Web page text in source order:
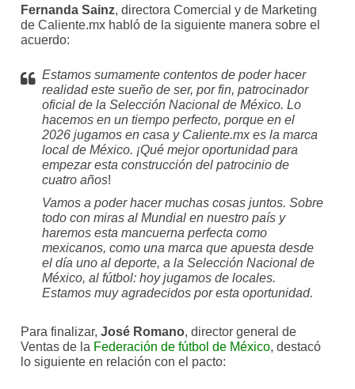
Fernanda Sainz, directora Comercial y de Marketing
de Caliente.mx habló de la siguiente manera sobre el
acuerdo:
Estamos sumamente contentos de poder hacer
realidad este sueño de ser, por fin, patrocinador
oficial de la Selección Nacional de México. Lo
hacemos en un tiempo perfecto, porque en el
2026 jugamos en casa y Caliente.mx es la marca
local de México. ¡Qué mejor oportunidad para
empezar esta construcción del patrocinio de
cuatro años!
Vamos a poder hacer muchas cosas juntos. Sobre
todo con miras al Mundial en nuestro país y
haremos esta mancuerna perfecta como
mexicanos, como una marca que apuesta desde
el día uno al deporte, a la Selección Nacional de
México, al fútbol: hoy jugamos de locales.
Estamos muy agradecidos por esta oportunidad.
Para finalizar,José Romano, director general de
Ventas de la Federación de fútbol de México, destacó
lo siguiente en relación con el pacto: